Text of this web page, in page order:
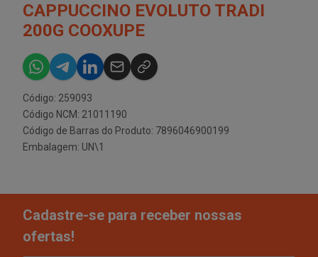
CAPPUCCINO EVOLUTO TRADI
200G COOXUPE
Código: 259093
Código NCM: 21011190
Código de Barras do Produto: 7896046900199
Embalagem: UN\1
Cadastre-se para receber nossas
ofertas!